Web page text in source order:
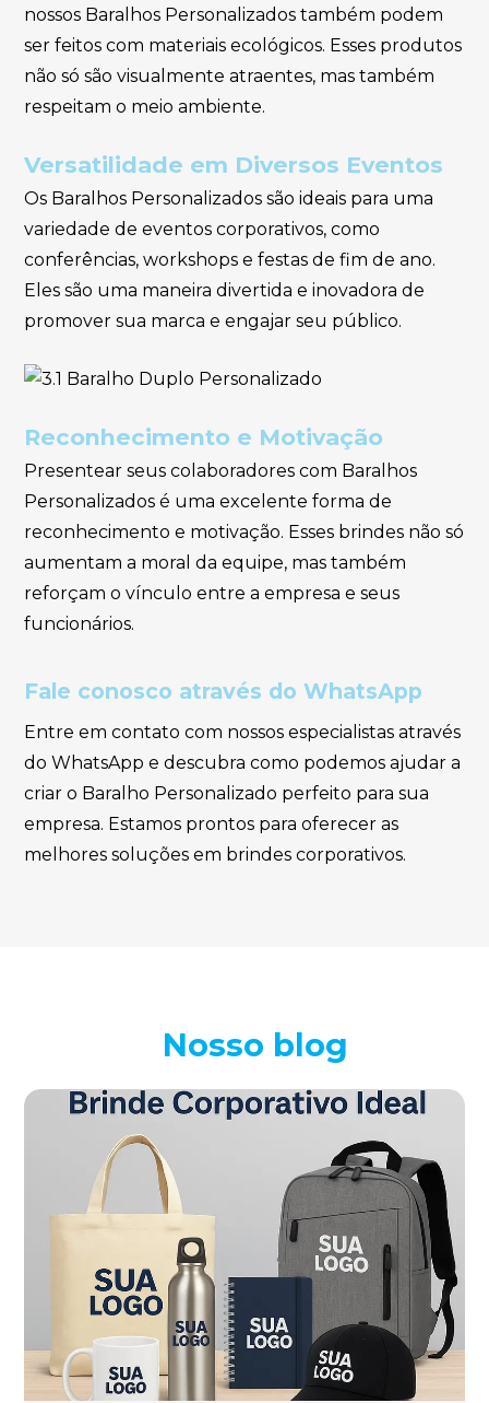
nossos Baralhos Personalizados também podem
ser feitos com materiais ecológicos. Esses produtos
não só são visualmente atraentes, mas também
respeitam o meio ambiente.
Versatilidade em Diversos Eventos
Os Baralhos Personalizados são ideais para uma
variedade de eventos corporativos, como
conferências, workshops e festas de fim de ano.
Eles são uma maneira divertida e inovadora de
promover sua marca e engajar seu público.
Reconhecimento e Motivação
Presentear seus colaboradores com Baralhos
Personalizados é uma excelente forma de
reconhecimento e motivação. Esses brindes não só
aumentam a moral da equipe, mas também
reforçam o vínculo entre a empresa e seus
funcionários.
Fale conosco através do WhatsApp
Entre em contato com nossos especialistas através
do WhatsApp e descubra como podemos ajudar a
criar o Baralho Personalizado perfeito para sua
empresa. Estamos prontos para oferecer as
melhores soluções em brindes corporativos.
Nosso blog